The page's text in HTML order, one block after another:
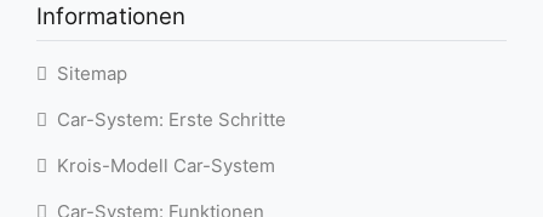
Informationen
Sitemap
Car-System: Erste Schritte
Krois-Modell Car-System
Car-System: Funktionen